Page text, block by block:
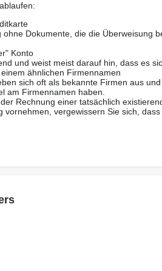
ohne Dokumente, die die Überweisung
Konto
und weist meist darauf hin, dass es
ähnlichen Firmennamen
sich oft als bekannte Firmen aus
am Firmennamen haben.
Rechnung einer tatsächlich
vornehmen, vergewissern Sie sich,